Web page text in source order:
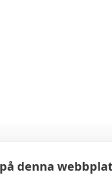
denna